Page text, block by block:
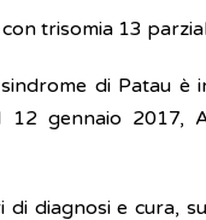
trisomia 13
di Patau è
12 gennaio 2017,
di diagnosi e cura,